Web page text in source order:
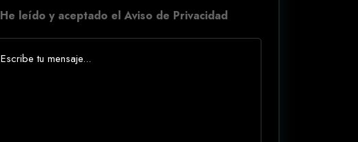
He leído y aceptado el Aviso de Privacidad